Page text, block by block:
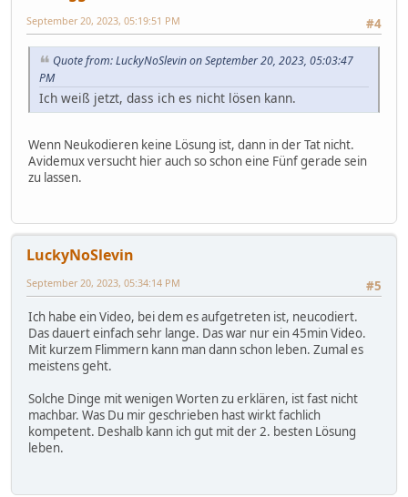
#4
September 20, 2023, 05:19:51 PM
Quote from: LuckyNoSlevin on September 20, 2023, 05:03:47
PM
Ich weiß jetzt, dass ich es nicht lösen kann.
Wenn Neukodieren keine Lösung ist, dann in der Tat nicht.
Avidemux versucht hier auch so schon eine Fünf gerade sein
zu lassen.
LuckyNoSlevin
#5
September 20, 2023, 05:34:14 PM
Ich habe ein Video, bei dem es aufgetreten ist, neucodiert.
Das dauert einfach sehr lange. Das war nur ein 45min Video.
Mit kurzem Flimmern kann man dann schon leben. Zumal es
meistens geht.
Solche Dinge mit wenigen Worten zu erklären, ist fast nicht
machbar. Was Du mir geschrieben hast wirkt fachlich
kompetent. Deshalb kann ich gut mit der 2. besten Lösung
leben.